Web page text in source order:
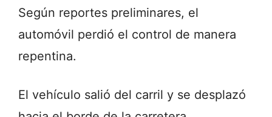
Según reportes preliminares, el
automóvil perdió el control de manera
repentina.
El vehículo salió del carril y se desplazó